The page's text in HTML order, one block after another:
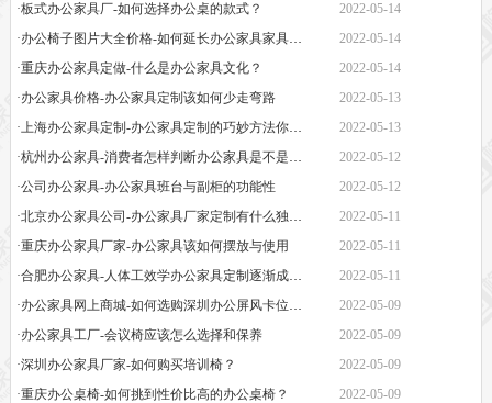
·板式办公家具厂-如何选择办公桌的款式？
2022-05-14
·办公椅子图片大全价格-如何延长办公家具家具的保质期？
2022-05-14
·重庆办公家具定做-什么是办公家具文化？
2022-05-14
·办公家具价格-办公家具定制该如何少走弯路
2022-05-13
·上海办公家具定制-办公家具定制的巧妙方法你知道吗
2022-05-13
2022-05-12
·公司办公家具-办公家具班台与副柜的功能性
2022-05-12
2022-05-11
·重庆办公家具厂家-办公家具该如何摆放与使用
2022-05-11
·合肥办公家具-人体工效学办公家具定制逐渐成为新潮流
2022-05-11
2022-05-09
·办公家具工厂-会议椅应该怎么选择和保养
2022-05-09
·深圳办公家具厂家-如何购买培训椅？
2022-05-09
·重庆办公桌椅-如何挑到性价比高的办公桌椅？
2022-05-09